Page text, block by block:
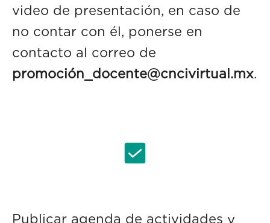
video de presentación, en caso de
no contar con él, ponerse en
contacto al correo de
promoción_docente@cncivirtual.mx.
Publicar agenda de actividades y